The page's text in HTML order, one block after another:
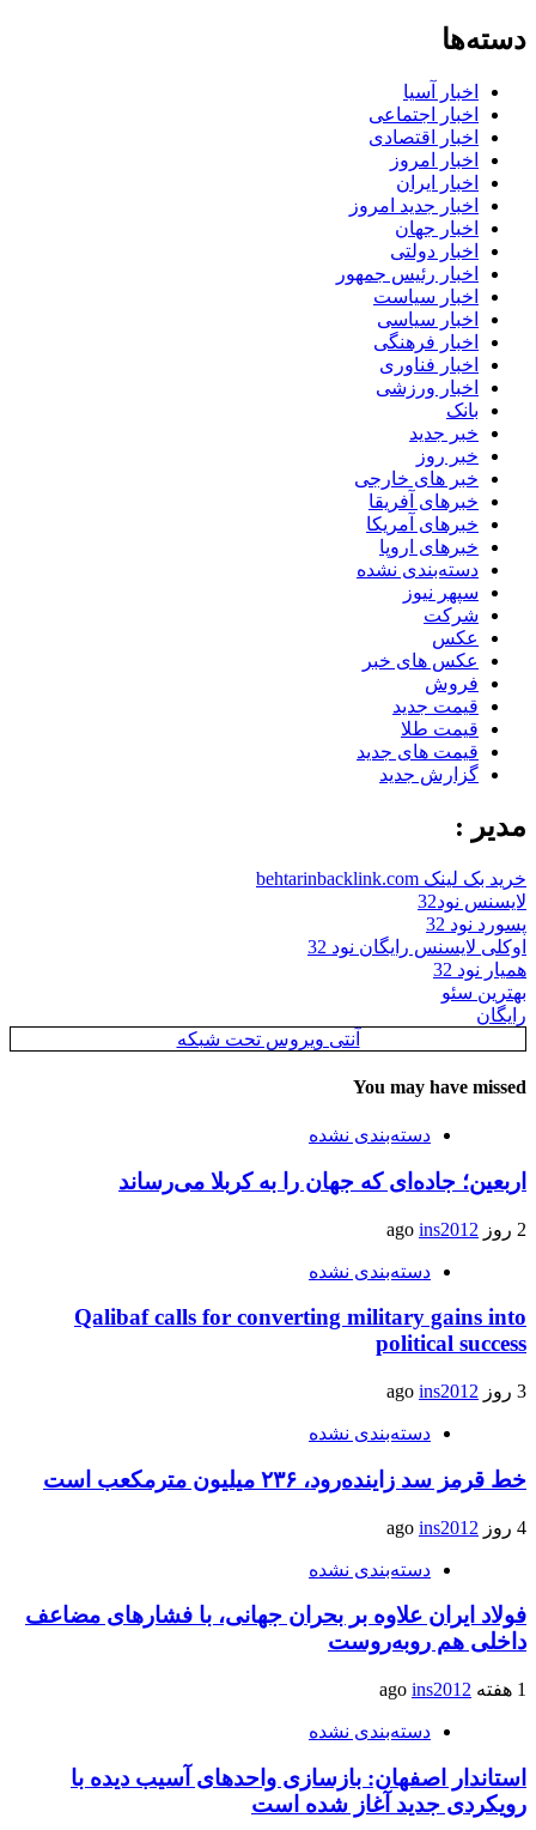
دسته‌ها
اخبار آسیا
اخبار اجتماعی
اخبار اقتصادی
اخبار امروز
اخبار ایران
اخبار جدید امروز
اخبار جهان
اخبار دولتی
اخبار رئیس جمهور
اخبار سیاست
اخبار سیاسی
اخبار فرهنگی
اخبار فناوری
اخبار ورزشی
بانک
خبر جدید
خبر روز
خبر های خارجی
خبرهای آفریقا
خبرهای آمریکا
خبرهای اروپا
دسته‌بندی نشده
سپهر نیوز
شرکت
عکس
عکس های خبر
فروش
قیمت جدید
قیمت طلا
قیمت های جدید
گزارش جدید
مدیر :
خرید بک لینک behtarinbacklink.com
لایسنس نود32
پسورد نود 32
اوکلی لایسنس رایگان نود 32
همیار نود 32
بهترین سئو
رایگان
آنتی ویروس تحت شبکه
You may have missed
دسته‌بندی نشده
اربعین؛ جاده‌ای که جهان را به کربلا می‌رساند
2 روز ago ins2012
دسته‌بندی نشده
Qalibaf calls for converting military gains into
political success
3 روز ago ins2012
دسته‌بندی نشده
خط قرمز سد زاینده‌رود، ۲۳۶ میلیون مترمکعب است
4 روز ago ins2012
دسته‌بندی نشده
فولاد ایران علاوه بر بحران جهانی، با فشارهای مضاعف
داخلی هم روبه‌روست
1 هفته ago ins2012
دسته‌بندی نشده
استاندار اصفهان: بازسازی واحدهای آسیب دیده با
رویکردی جدید آغاز شده است